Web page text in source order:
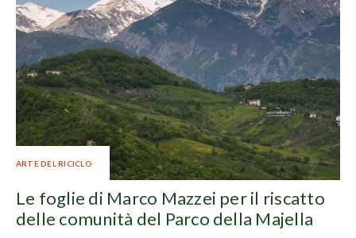
ARTE DEL RICICLO
Le foglie di Marco Mazzei per il riscatto
delle comunità del Parco della Majella